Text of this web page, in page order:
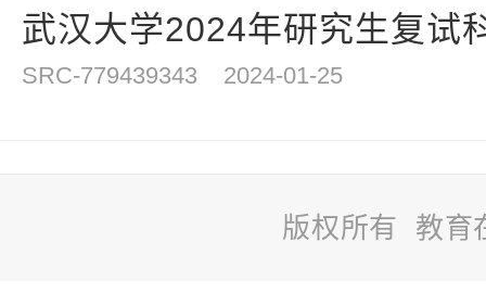
武汉大学2024年研究生复试
SRC-779439343 2024-01-25
版权所有 教育